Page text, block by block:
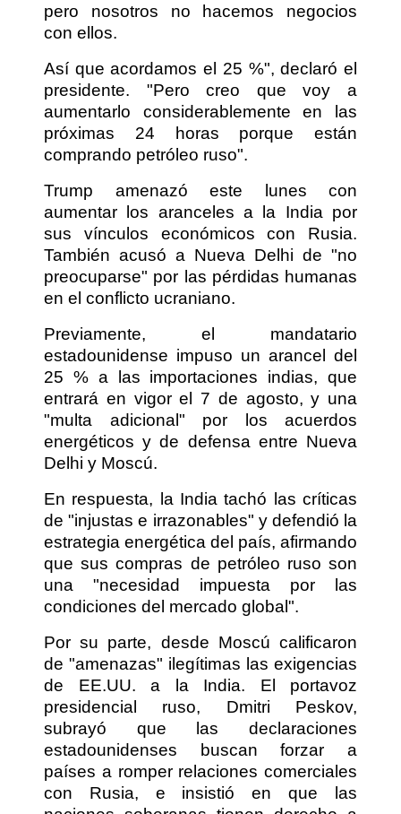
pero nosotros no hacemos negocios
con ellos.
Así que acordamos el 25 %", declaró el
presidente. "Pero creo que voy a
aumentarlo considerablemente en las
próximas 24 horas porque están
comprando petróleo ruso".
Trump amenazó este lunes con
aumentar los aranceles a la India por
sus vínculos económicos con Rusia.
También acusó a Nueva Delhi de "no
preocuparse" por las pérdidas humanas
en el conflicto ucraniano.
Previamente, el mandatario
estadounidense impuso un arancel del
25 % a las importaciones indias, que
entrará en vigor el 7 de agosto, y una
"multa adicional" por los acuerdos
energéticos y de defensa entre Nueva
Delhi y Moscú.
En respuesta, la India tachó las críticas
de "injustas e irrazonables" y defendió la
estrategia energética del país, afirmando
que sus compras de petróleo ruso son
una "necesidad impuesta por las
condiciones del mercado global".
Por su parte, desde Moscú calificaron
de "amenazas" ilegítimas las exigencias
de EE.UU. a la India. El portavoz
presidencial ruso, Dmitri Peskov,
subrayó que las declaraciones
estadounidenses buscan forzar a
países a romper relaciones comerciales
con Rusia, e insistió en que las